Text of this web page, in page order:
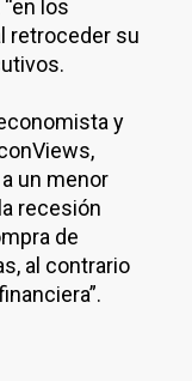
los
retroceder su
y
un menor
recesión
de
al contrario